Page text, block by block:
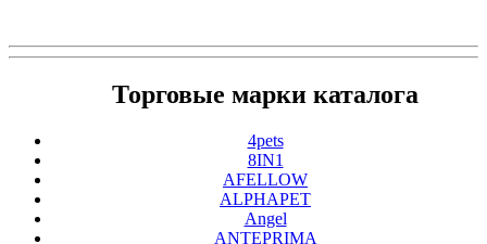
Торговые марки каталога
4pets
8IN1
AFELLOW
ALPHAPET
Angel
ANTEPRIMA